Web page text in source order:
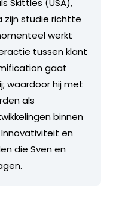
Skittles (USA),
zijn studie richtte
werkt
tussen klant
gaat
waardoor hij met
als
binnen
en
die Sven en